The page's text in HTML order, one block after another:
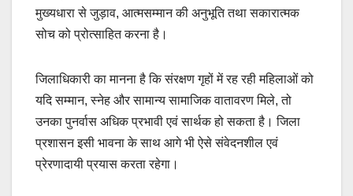
मुख्यधारा से जुड़ाव, आत्मसम्मान की अनुभूति तथा सकारात्मक
सोच को प्रोत्साहित करना है।
जिलाधिकारी का मानना है कि संरक्षण गृहों में रह रही महिलाओं को
यदि सम्मान, स्नेह और सामान्य सामाजिक वातावरण मिले, तो
उनका पुनर्वास अधिक प्रभावी एवं सार्थक हो सकता है। जिला
प्रशासन इसी भावना के साथ आगे भी ऐसे संवेदनशील एवं
प्रेरणादायी प्रयास करता रहेगा।